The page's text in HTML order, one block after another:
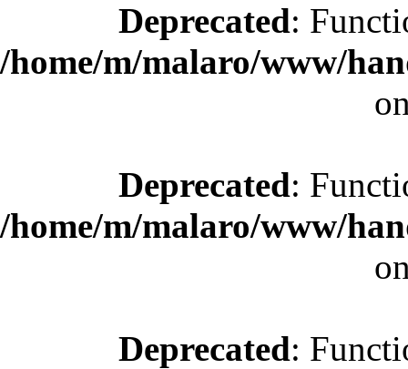
Deprecated:
/home/m/malaro/www/
Deprecated:
/home/m/malaro/www/
Deprecated: